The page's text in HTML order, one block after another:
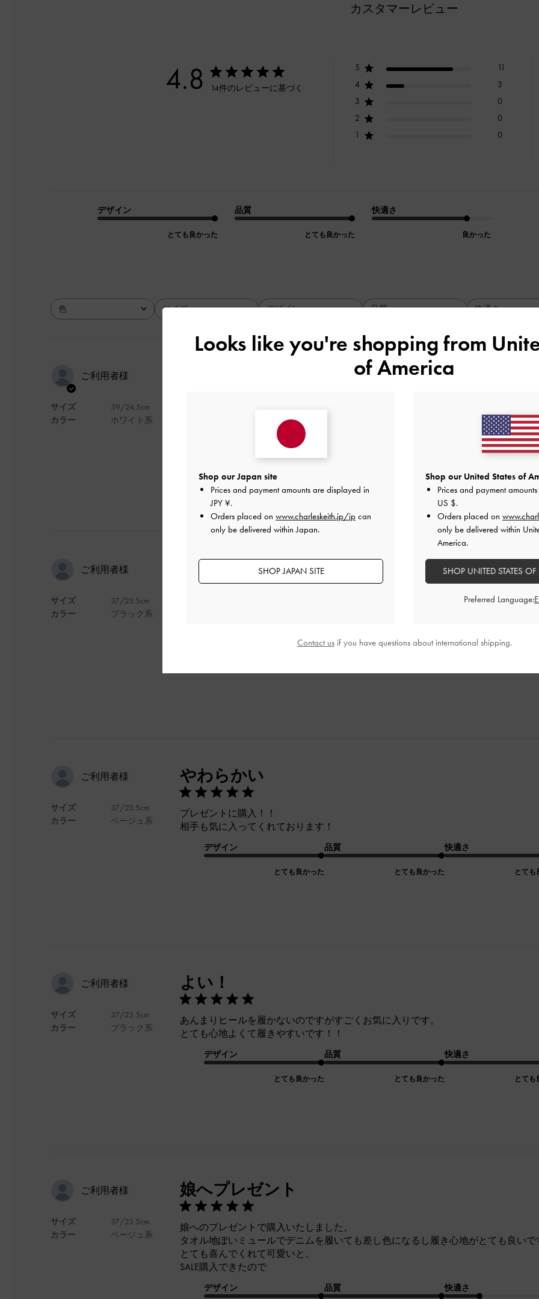
カスタマーレビュー
4.8 14件のレビューに基づく
5
11
4
3
3
0
2
0
1
0
デザイン
とても良かった
品質
とても良かった
快適さ
良かった
色全て サイズ デザイン 品質 快適さ
ご利用者様
サイズ
カラー
39/24.5cm
ホワイト系
ヒールがそこまで高くないので長く履いても疲
とても良かった
ご利用者様
サイズ
カラー
37/23.5cm
ブラック系
歩きやすい！
長距離も歩けるヒールを探していて購入したのですが、ヒールの高さがちょうど
品質 快適さ
ご利用者様
サイズ
カラー
37/23.5cm
ベージュ系
やわらかい
プレゼントに購入！！
相手も気に入ってくれております！
デザイン
とても良かった
品質
とても良かった
快適さ
とても
ご利用者様
サイズ
カラー
37/23.5cm
ブラック系
よい！
あんまりヒールを履かないのですがすごくお気に入りです。
とても心地よくて履きやすいです！！
デザイン
とても良かった
品質
とても良かった
快適さ
とても
ご利用者様
サイズ
カラー
37/23.5cm
ベージュ系
娘へプレゼント
娘へのプレゼントで購入いたしました。
タオル地ぽいミュールでデニムを履いても差し色になるし履き心地がとても良いで
とても喜んでくれて可愛いと。
SALE購入できたので
デザイン 品質 快適さ
Looks like you're shopping from
of America
Shop our Japan site
Prices and payment amounts are displayed in
JPY ¥.
Orders placed on www.charleskeith.jp/jp can
only be delivered within Japan.
SHOP JAPAN SITE
Shop our United States of
Prices and payment
US $.
Orders placed on
only be delivered within
America.
SHOP UNITED STATES
Preferred Language:
Contact usif you have questions about international shipping.